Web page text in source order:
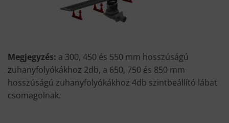
Megjegyzés: a 300, 450 és 550 mm hosszúságú
zuhanyfolyókákhoz 2db, a 650, 750 és 850 mm
hosszúságú zuhanyfolyókákhoz 4db szintbeállító lábat
csomagolnak.